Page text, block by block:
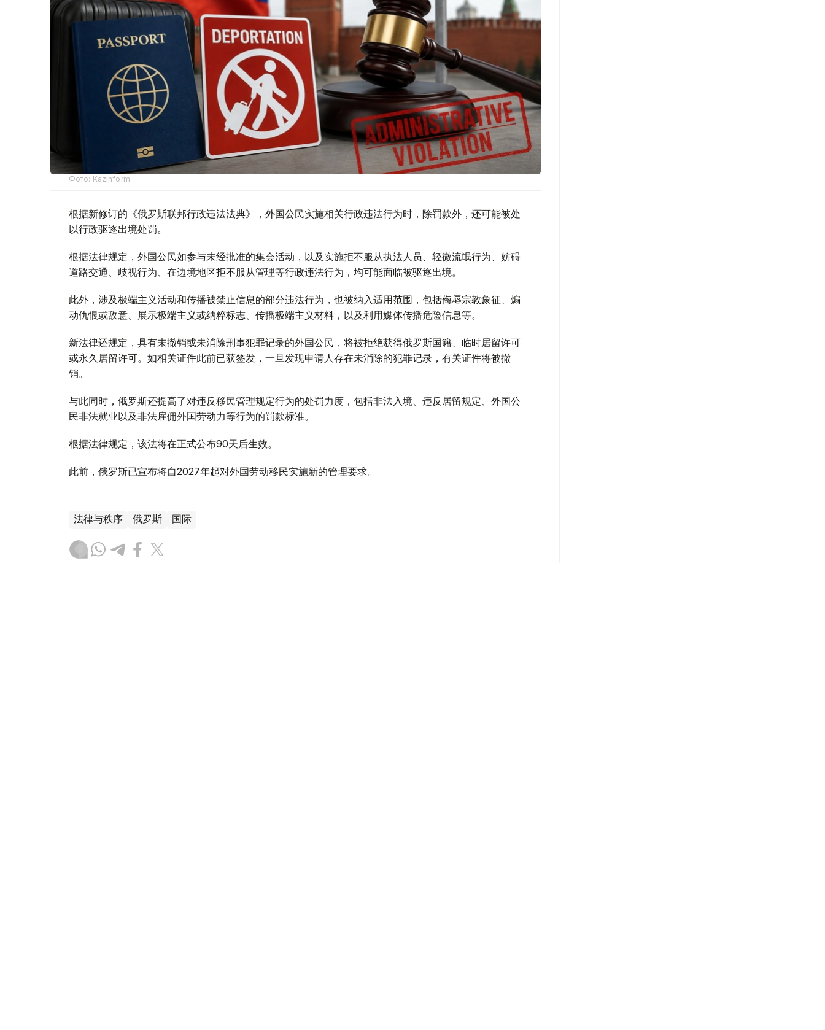
Фото: Kazinform
根据新修订的《俄罗斯联邦行政违法法典》，外国公民实施相关行政违法行为时，除罚款外，还可能被处
以行政驱逐出境处罚。
根据法律规定，外国公民如参与未经批准的集会活动，以及实施拒不服从执法人员、轻微流氓行为、妨碍
道路交通、歧视行为、在边境地区拒不服从管理等行政违法行为，均可能面临被驱逐出境。
此外，涉及极端主义活动和传播被禁止信息的部分违法行为，也被纳入适用范围，包括侮辱宗教象征、煽
动仇恨或敌意、展示极端主义或纳粹标志、传播极端主义材料，以及利用媒体传播危险信息等。
新法律还规定，具有未撤销或未消除刑事犯罪记录的外国公民，将被拒绝获得俄罗斯国籍、临时居留许可
或永久居留许可。如相关证件此前已获签发，一旦发现申请人存在未消除的犯罪记录，有关证件将被撤
销。
与此同时，俄罗斯还提高了对违反移民管理规定行为的处罚力度，包括非法入境、违反居留规定、外国公
民非法就业以及非法雇佣外国劳动力等行为的罚款标准。
根据法律规定，该法将在正式公布90天后生效。
此前，俄罗斯已宣布将自2027年起对外国劳动移民实施新的管理要求。
法律与秩序 俄罗斯 国际